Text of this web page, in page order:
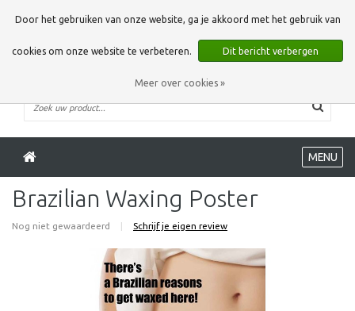
0 Artikelen
MENU
Brazilian Waxing Poster
Nog niet gewaardeerd Schrijf je eigen review
Door het gebruiken van onze website, ga je akkoord met het gebruik van
cookies om onze website te verbeteren. Dit bericht verbergen
Meer over cookies »